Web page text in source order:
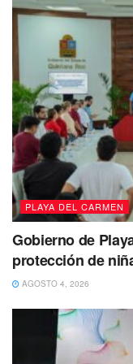
“Aquí es
apoyan a
diseñan, la
PLAYA DEL CARMEN
Gobierno de
protección de
AGOSTO 4, 2026